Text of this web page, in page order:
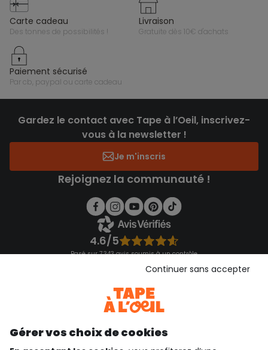
carte cadeau
des tonnes de possibilités !
livraison
gratuite dès 10€ d'achats
paiement sécurisé
par cb, paypal ou carte cadeau
Gardez le contact avec Tape à l’Oeil, inscrivez-
vous à la newsletter !
Je m'inscris
Rejoignez la communauté !
4.6/5
Basé sur 7 343 avis soumis à un contrôle
Consulter les CGU
Gérer vos choix de cookies
Continuer sans accepter